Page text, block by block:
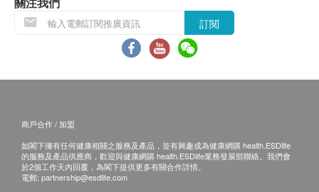
訂閱
商戶合作 / 加盟
如閣下擁有任何健康相關之服務及產品，並有興趣成為健康網購 health.ESDlife
的服務及產品供應商，歡迎與健康網購 health.ESDlife業務發展部聯絡。我們會
於2個工作天內回覆，為閣下提供更多有關合作詳情。
電郵: partnership@esdlife.com